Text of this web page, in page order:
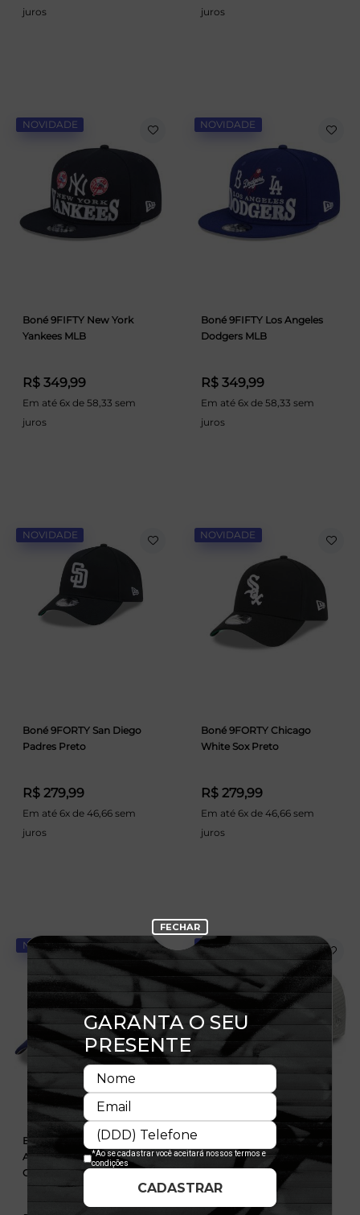
juros
juros
NOVIDADE
Boné 9FIFTY New York
Yankees MLB
R$ 349,99
Em até 6x de 58,33 sem
juros
NOVIDADE
Boné 9FIFTY Los Angeles
Dodgers MLB
R$ 349,99
Em até 6x de 58,33 sem
juros
NOVIDADE
Boné 9FORTY San Diego
Padres Preto
R$ 279,99
Em até 6x de 46,66 sem
juros
NOVIDADE
Boné 9FORTY Chicago
White Sox Preto
R$ 279,99
Em até 6x de 46,66 sem
juros
NOVIDADE
Boné 9FORTY A-Frame Los
Angeles Dodgers
Calligraphy
NOVIDADE
Boné 9SEVENTY New York
Yankees MLB